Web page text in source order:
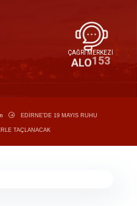
ÇAĞRI MERKEZİ
ALO153
EDİRNE’DE 19 MAYIS RUHU
TAÇLANACAK